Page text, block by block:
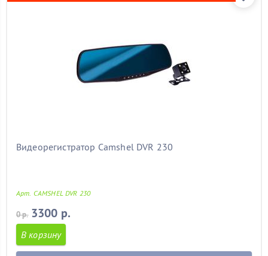
Видеорегистратор Camshel DVR 230
Арт. CAMSHEL DVR 230
0 р. 3300 р.
В корзину